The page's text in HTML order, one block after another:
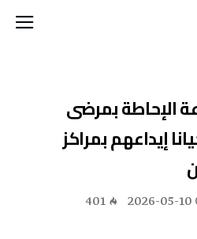
الإحاطة بمرضى
إيداعهم بمراكز
2026-05-10
401